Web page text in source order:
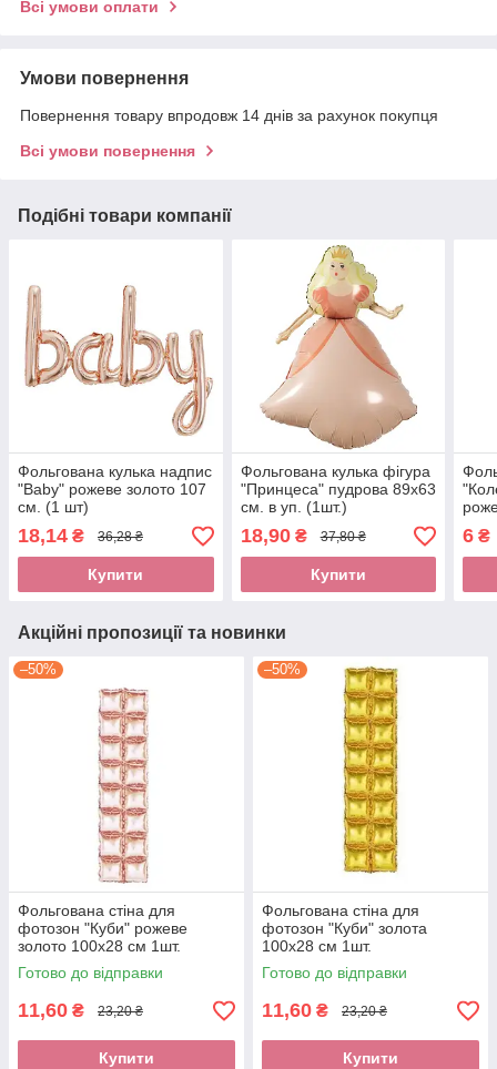
Всі умови оплати
Умови повернення
Повернення товару впродовж 14 днів за рахунок покупця
Всі умови повернення
Подібні товари компанії
Фольгована кулька надпис
"Baby" рожеве золото 107
см. (1 шт)
18,14 ₴ 36,28 ₴
Купити
Фольгована кулька фігура
"Принцеса" пудрова 89х63
см. в уп. (1шт.)
18,90₴ 37,80 ₴
Купити
6 ₴
Акційні пропозиції та новинки
–50%
Фольгована стіна для
фотозон "Куби" рожеве
золото 100х28 см 1шт.
Готово до відправки
11,60 ₴ 23,20 ₴
Купити
–50%
Фольгована стіна для
фотозон "Куби" золота
100х28 см 1шт.
Готово до відправки
11,60 ₴ 23,20 ₴
Купити